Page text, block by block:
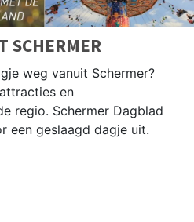
SCHERMER
weg vanuit Schermer?
en
regio. Schermer Dagblad
een geslaagd dagje uit.